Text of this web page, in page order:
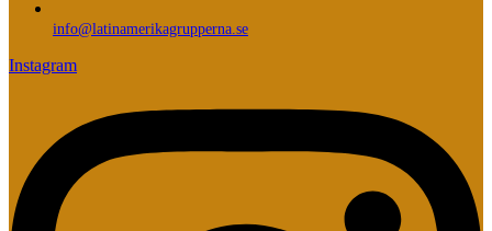
info@latinamerikagrupperna.se
Instagram